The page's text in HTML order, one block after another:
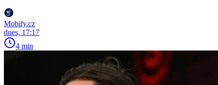
Mobify.cz
dnes, 17:17
4 min